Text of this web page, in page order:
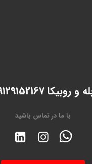
و روبیکا 09129152167
با ما در تماس باشید